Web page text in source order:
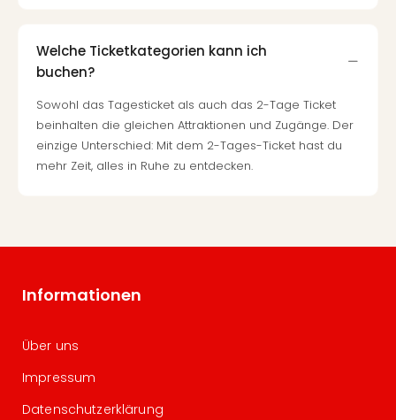
Welche Ticketkategorien kann ich
buchen?
Sowohl das Tagesticket als auch das 2-Tage Ticket
beinhalten die gleichen Attraktionen und Zugänge. Der
einzige Unterschied: Mit dem 2-Tages-Ticket hast du
mehr Zeit, alles in Ruhe zu entdecken.
Informationen
Über uns
Impressum
Datenschutzerklärung